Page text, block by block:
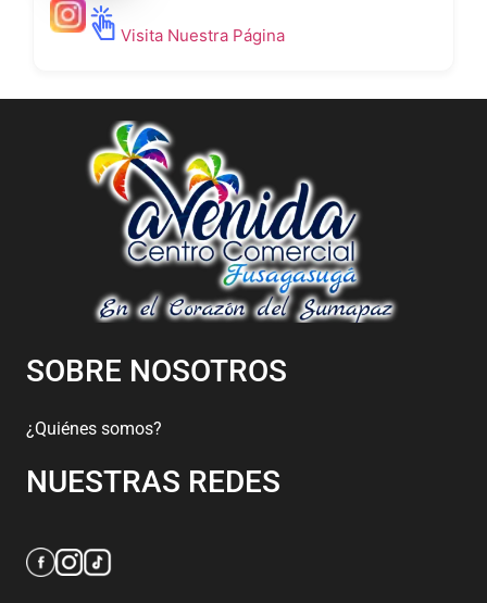
Visita Nuestra Página
SOBRE NOSOTROS
¿Quiénes somos?
NUESTRAS REDES